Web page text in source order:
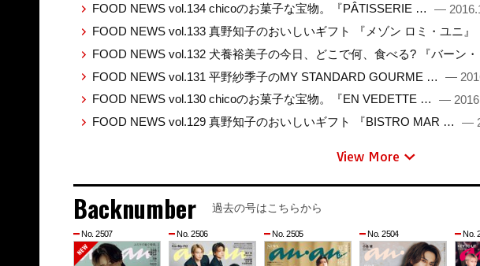
FOOD NEWS vol.134 chicoのお菓子な宝物。『PÂTISSERIE …
—
FOOD NEWS vol.133 真野知子のおいしいギフト 『メゾン ロミ・ユニ
FOOD NEWS vol.132 犬養裕美子の今日、どこで何、食べる? 『バーン
FOOD NEWS vol.131 平野紗季子のMY STANDARD GOURME …
—
FOOD NEWS vol.130 chicoのお菓子な宝物。『EN VEDETTE …
—
FOOD NEWS vol.129 真野知子のおいしいギフト 『BISTRO MAR …
—
View More
Backnumber 過去の号はこちらから
No. 2507 No. 2506 No. 2505 No. 2504 No.